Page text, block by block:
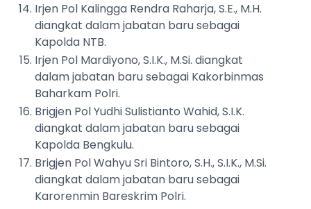
Irjen Pol Kalingga Rendra Raharja, S.E., M.H.
diangkat dalam jabatan baru sebagai
Kapolda NTB.
Irjen Pol Mardiyono, S.I.K., M.Si. diangkat
dalam jabatan baru sebagai Kakorbinmas
Baharkam Polri.
Brigjen Pol Yudhi Sulistianto Wahid, S.I.K.
diangkat dalam jabatan baru sebagai
Kapolda Bengkulu.
Brigjen Pol Wahyu Sri Bintoro, S.H., S.I.K., M.Si.
diangkat dalam jabatan baru sebagai
Karorenmin Bareskrim Polri.